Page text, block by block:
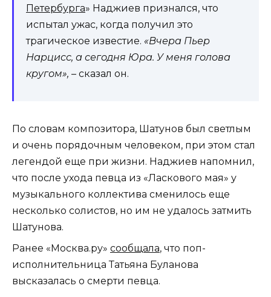
Петербурга» Наджиев признался, что
испытал ужас, когда получил это
трагическое известие. «Вчера Пьер
Нарцисс, а сегодня Юра. У меня голова
кругом», – сказал он.
По словам композитора, Шатунов был светлым
и очень порядочным человеком, при этом стал
легендой еще при жизни. Наджиев напомнил,
что после ухода певца из «Ласкового мая» у
музыкального коллектива сменилось еще
несколько солистов, но им не удалось затмить
Шатунова.
Ранее «Москва.ру» сообщала, что поп-
исполнительница Татьяна Буланова
высказалась о смерти певца.